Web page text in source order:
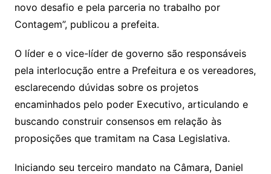
novo desafio e pela parceria no trabalho por
Contagem”, publicou a prefeita.
O líder e o vice-líder de governo são responsáveis
pela interlocução entre a Prefeitura e os vereadores,
esclarecendo dúvidas sobre os projetos
encaminhados pelo poder Executivo, articulando e
buscando construir consensos em relação às
proposições que tramitam na Casa Legislativa.
Iniciando seu terceiro mandato na Câmara, Daniel